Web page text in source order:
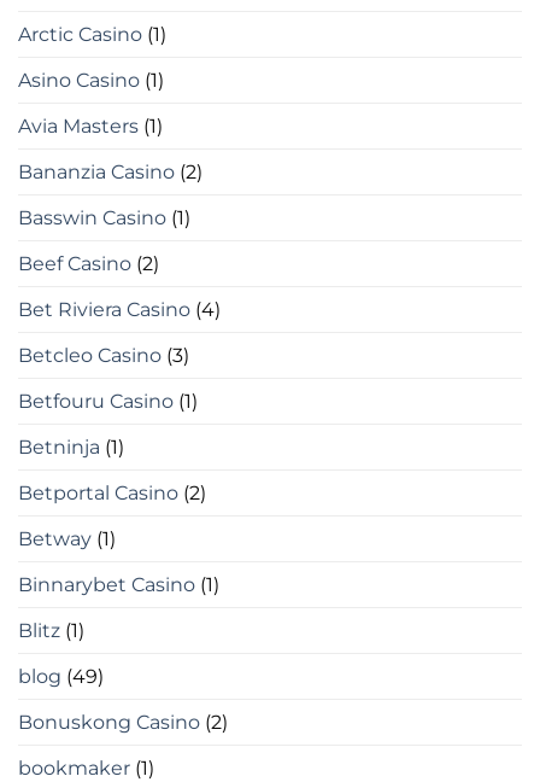
Arctic Casino (1)
Asino Casino (1)
Avia Masters (1)
Bananzia Casino (2)
Basswin Casino (1)
Beef Casino (2)
Bet Riviera Casino (4)
Betcleo Casino (3)
Betfouru Casino (1)
Betninja (1)
Betportal Casino (2)
Betway (1)
Binnarybet Casino (1)
Blitz (1)
blog (49)
Bonuskong Casino (2)
bookmaker (1)